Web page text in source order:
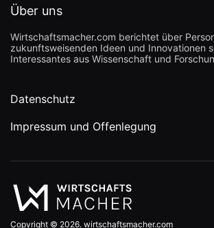
Über uns
Wirtschaftsmacher.com berichtet über
zukunftsweisenden Ideen und Innovationen
Interessantes aus Wissenschaft und
Datenschutz
Impressum und Offenlegung
Copyright © 2026. wirtschaftsmacher.com